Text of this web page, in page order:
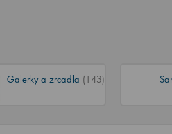
Galerky a zrcadla (143)